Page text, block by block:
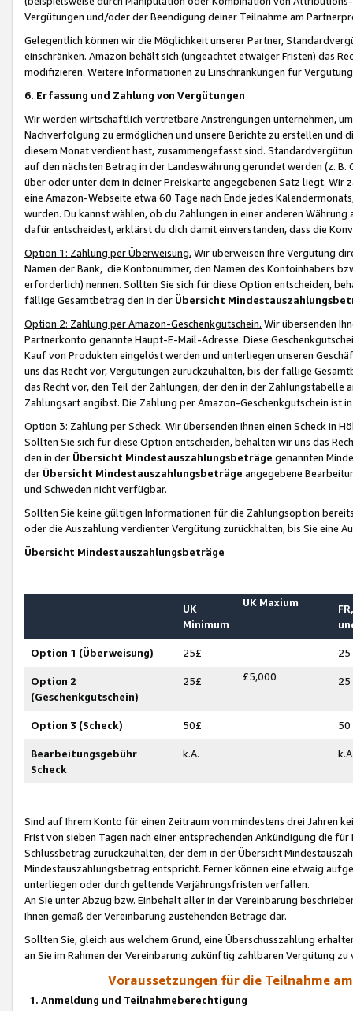
Vergütungen und/oder der Beendigung deiner Teilnahme am
Gelegentlich können wir die Möglichkeit unserer Partner,
einschränken. Amazon behält sich (ungeachtet etwaiger Fristen) das
modifizieren. Weitere Informationen zu Einschränkungen für
6. Erfassung und Zahlung von Vergütungen
Wir werden wirtschaftlich vertretbare Anstrengungen unternehmen,
Nachverfolgung zu ermöglichen und unsere Berichte zu erstellen und
diesem Monat verdient hast, zusammengefasst sind.
auf den nächsten Betrag in der Landeswährung gerundet werden (z.
über oder unter dem in deiner Preiskarte angegebenen Satz liegt.
eine Amazon-Webseite etwa 60 Tage nach Ende jedes
wurden. Du kannst wählen, ob du Zahlungen in einer anderen
dafür entscheidest, erklärst du dich damit einverstanden, dass die
Option 1: Zahlung per Überweisung. Wir überweisen Ihre Vergütung
Namen der Bank, die Kontonummer, den Namen des Kontoinhabers
erforderlich) nennen. Sollten Sie sich für diese Option entscheiden,
fällige Gesamtbetrag den in der Übersicht
Option 2: Zahlung per Amazon-Geschenkgutschein. Wir übersenden
Partnerkonto genannte Haupt-E-Mail-Adresse. Diese
Kauf von Produkten eingelöst werden und unterliegen unseren
uns das Recht vor, Vergütungen zurückzuhalten, bis der fällige
das Recht vor, den Teil der Zahlungen, der den in der
Zahlungsart angibst. Die Zahlung per Amazon-Geschenkgutschein ist
Option 3: Zahlung per Scheck. Wir übersenden Ihnen einen Scheck in
Sollten Sie sich für diese Option entscheiden, behalten wir uns das
den in der Übersicht Mindestauszahlungsbeträge genannten
der Übersicht Mindestauszahlungsbeträge angegebene
und Schweden nicht verfügbar.
Sollten Sie keine gültigen Informationen für die Zahlungsoption
oder die Auszahlung verdienter Vergütung zurückhalten, bis Sie
Übersicht Mindestauszahlungsbeträge
UK
Minimum
UK Maxium
Option 1 (Überweisung) 25£ 25
Option 2
(Geschenkgutschein)
25£ £5,000 25
Option 3 (Scheck) 50£ 50
Bearbeitungsgebühr
Scheck
k.A.
Sind auf Ihrem Konto für einen Zeitraum von mindestens drei Jahren
Frist von sieben Tagen nach einer entsprechenden Ankündigung die
Schlussbetrag zurückzuhalten, der dem in der Übersicht
Mindestauszahlungsbetrag entspricht. Ferner können eine etwaig
unterliegen oder durch geltende Verjährungsfristen verfallen.
An Sie unter Abzug bzw. Einbehalt aller in der Vereinbarung
Ihnen gemäß der Vereinbarung zustehenden Beträge dar.
Sollten Sie, gleich aus welchem Grund, eine Überschusszahlung
an Sie im Rahmen der Vereinbarung zukünftig zahlbaren Vergütung zu
Voraussetzungen für die Teilnahme
1. Anmeldung und Teilnahmeberechtigung